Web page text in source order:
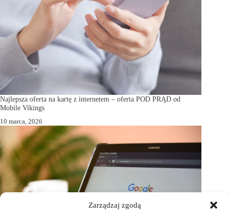
Zarządzaj zgodą
Najlepsza oferta na kartę z internetem – oferta POD PRĄD od
Mobile Vikings
10 marca, 2026